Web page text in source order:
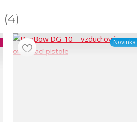
4
Novinka